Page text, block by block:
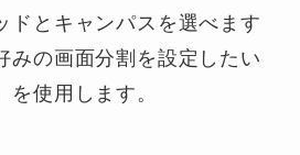
ドとキャンパスを選べます
みの画面分割を設定したい
使用します。